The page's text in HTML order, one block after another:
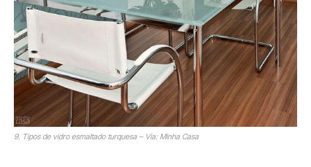
9. Tipos de vidro esmaltado turquesa – Via: Minha Casa